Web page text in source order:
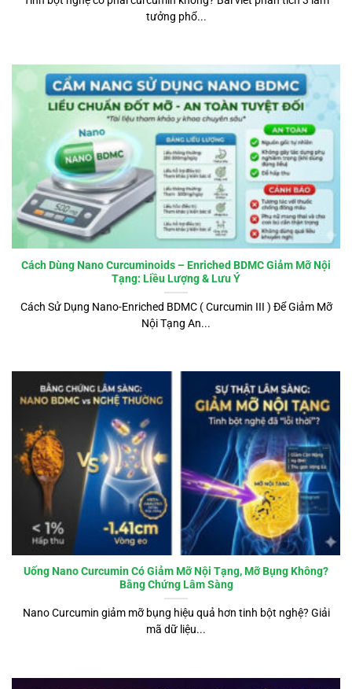
tưởng phổ...
Cách Dùng Nano Curcuminoids – Enriched BDMC Giảm Mỡ Nội
Tạng: Liều Lượng & Lưu Ý
Cách Sử Dụng Nano-Enriched BDMC ( Curcumin III ) Để Giảm Mỡ
Nội Tạng An...
Uống Nano Curcumin Có Giảm Mỡ Nội Tạng, Mỡ Bụng Không?
Bằng Chứng Lâm Sàng
Nano Curcumin giảm mỡ bụng hiệu quả hơn tinh bột nghệ? Giải
mã dữ liệu...